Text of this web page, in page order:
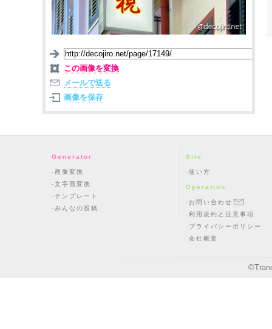
この画像を変換
メールで送る
画像を保存
Generator
画像変換
文字画変換
テンプレート
みんなの投稿
Site
使い方
Operation
お問い合わせ
利用規約と注意事項
プライバシーポリシー
会社概要
©